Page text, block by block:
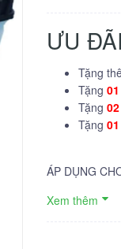
ƯU ĐÃI
Tặng
Tặng 01
Tặng 02
Tặng
ÁP DỤNG
Xem thêm